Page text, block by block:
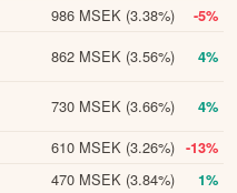
986 MSEK (3.38%) -5%
862 MSEK (3.56%) 4%
730 MSEK (3.66%) 4%
610 MSEK (3.26%) -13%
470 MSEK (3.84%) 1%